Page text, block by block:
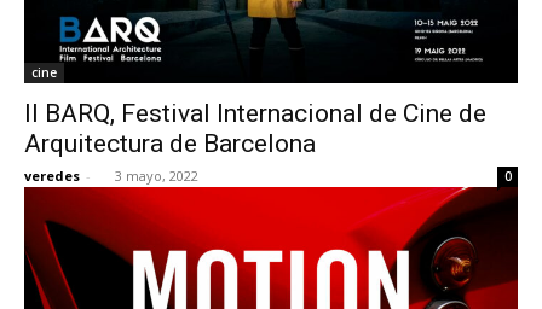
cine
II BARQ, Festival Internacional de Cine de
Arquitectura de Barcelona
veredes - 3 mayo, 2022 0